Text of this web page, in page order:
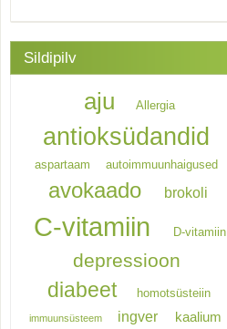
Sildipilv
aju Allergia
antioksüdandid
aspartaam autoimmuunhaigused
avokaado brokoli
C-vitamiin D-vitamiin
depressioon
diabeet homotsüsteiin
immuunsüsteem ingver kaalium